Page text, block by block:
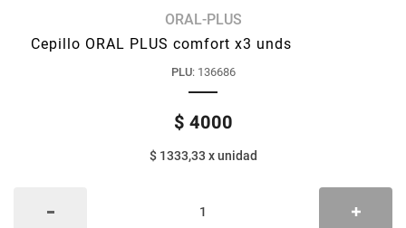
ORAL-PLUS
Cepillo ORAL PLUS comfort x3 unds
PLU: 136686
$ 4000
$ 1333,33 xunidad